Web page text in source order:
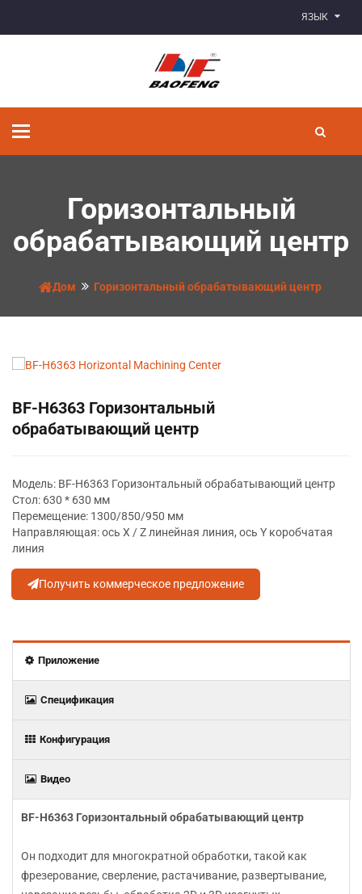
ЯЗЫК
Переключить
Горизонтальный
обрабатывающий центр
Дом Горизонтальный обрабатывающий центр
BF-H6363 Горизонтальный
обрабатывающий центр
Модель: BF-H6363 Горизонтальный обрабатывающий центр
Стол: 630 * 630 мм
Перемещение: 1300/850/950 мм
Направляющая: ось X / Z линейная линия, ось Y коробчатая
линия
Получить коммерческое предложение
Приложение
Спецификация
Конфигурация
Видео
BF-H6363 Горизонтальный обрабатывающий центр
Он подходит для многократной обработки, такой как
фрезерование, сверление, растачивание, развертывание,